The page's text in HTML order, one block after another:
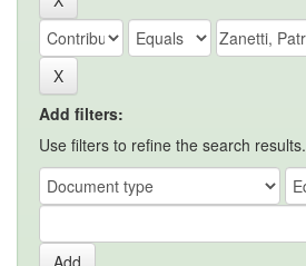
Add filters:
Use filters to refine the search results.